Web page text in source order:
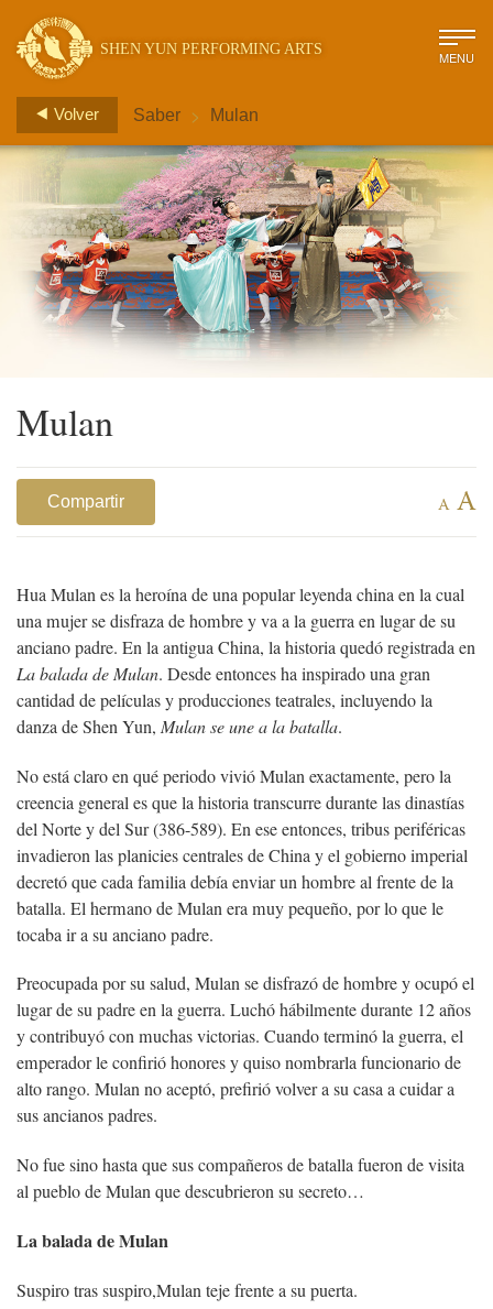
SHEN YUN PERFORMING ARTS MENU
Volver Saber > Mulan
Mulan
Compartir A A
Hua Mulan es la heroína de una popular leyenda china en la cual
una mujer se disfraza de hombre y va a la guerra en lugar de su
anciano padre. En la antigua China, la historia quedó registrada en
La balada de Mulan. Desde entonces ha inspirado una gran
cantidad de películas y producciones teatrales, incluyendo la
danza de Shen Yun, Mulan se une a la batalla.
No está claro en qué periodo vivió Mulan exactamente, pero la
creencia general es que la historia transcurre durante las dinastías
del Norte y del Sur (386-589). En ese entonces, tribus periféricas
invadieron las planicies centrales de China y el gobierno imperial
decretó que cada familia debía enviar un hombre al frente de la
batalla. El hermano de Mulan era muy pequeño, por lo que le
tocaba ir a su anciano padre.
Preocupada por su salud, Mulan se disfrazó de hombre y ocupó el
lugar de su padre en la guerra. Luchó hábilmente durante 12 años
y contribuyó con muchas victorias. Cuando terminó la guerra, el
emperador le confirió honores y quiso nombrarla funcionario de
alto rango. Mulan no aceptó, prefirió volver a su casa a cuidar a
sus ancianos padres.
No fue sino hasta que sus compañeros de batalla fueron de visita
al pueblo de Mulan que descubrieron su secreto…
La balada de Mulan
Suspiro tras suspiro,Mulan teje frente a su puerta.